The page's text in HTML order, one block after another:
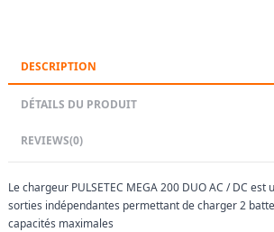
DESCRIPTION
DÉTAILS DU PRODUIT
REVIEWS(0)
Le chargeur PULSETEC MEGA 200 DUO AC / DC
sorties indépendantes permettant de charger 2
capacités maximales